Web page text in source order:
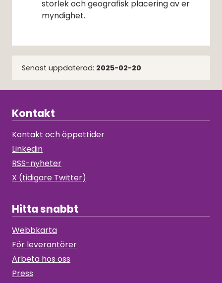
storlek och geografisk placering av er
myndighet.
Senast uppdaterad: 2025-02-20
Kontakt
Kontakt och öppettider
Linkedin
RSS-nyheter
X (tidigare Twitter)
Hitta snabbt
Webbkarta
För leverantörer
Arbeta hos oss
Press